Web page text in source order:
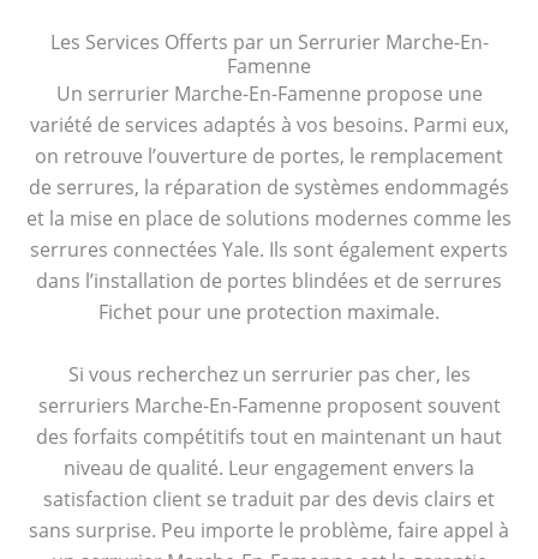
Les Services Offerts par un Serrurier Marche-En-
Famenne
Un serrurier Marche-En-Famenne propose une
variété de services adaptés à vos besoins. Parmi eux,
on retrouve l’ouverture de portes, le remplacement
de serrures, la réparation de systèmes endommagés
et la mise en place de solutions modernes comme les
serrures connectées Yale. Ils sont également experts
dans l’installation de portes blindées et de serrures
Fichet pour une protection maximale.
Si vous recherchez un serrurier pas cher, les
serruriers Marche-En-Famenne proposent souvent
des forfaits compétitifs tout en maintenant un haut
niveau de qualité. Leur engagement envers la
satisfaction client se traduit par des devis clairs et
sans surprise. Peu importe le problème, faire appel à